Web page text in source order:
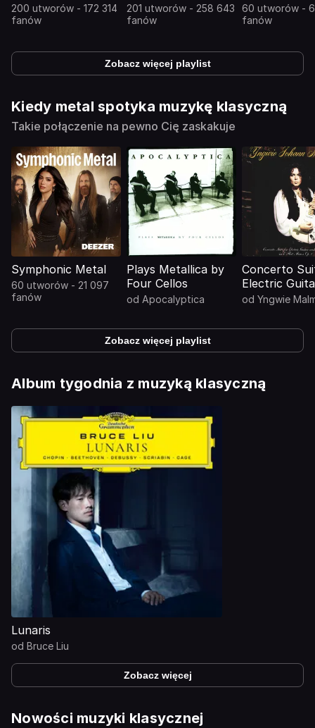
200 utworów - 172 314
fanów
201 utworów - 258 643
fanów
60 utworów -
fanów
Zobacz więcej playlist
Kiedy metal spotyka muzykę klasyczną
Takie połączenie na pewno Cię zaskakuje
Symphonic Metal
60 utworów - 21 097
fanów
Plays Metallica by
Four Cellos
od Apocalyptica
Concerto
Electric
Orchestra in
od Yngwie
Zobacz więcej playlist
Album tygodnia z muzyką klasyczną
Lunaris
od Bruce Liu
Zobacz więcej
Nowości muzyki klasycznej